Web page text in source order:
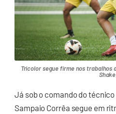
Tricolor segue firme nos trabalhos
Já sob o comando do
Sampaio Corrêa segue em